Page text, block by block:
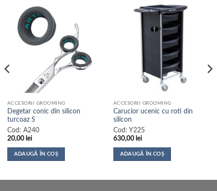
ACCESORII GROOMING
Degetar conic din silicon
turcoaz S
Cod: A240
20,00 lei
ADAUGĂ ÎN COȘ
ACCESORII GROOMING
Carucior ucenic cu roti din
silicon
Cod: Y225
630,00 lei
ADAUGĂ ÎN COȘ